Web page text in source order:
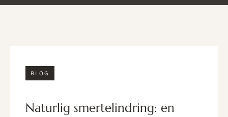
BLOG
naturlig smertelindring: en